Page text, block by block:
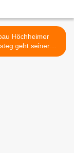
Höchheimer
geht seiner
bis Ende Juli